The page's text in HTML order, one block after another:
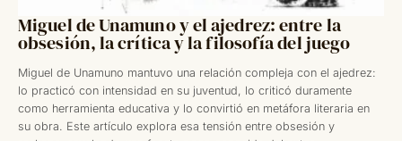
Miguel de Unamuno y el ajedrez: entre la
obsesión, la crítica y la filosofía del juego
Miguel de Unamuno mantuvo una relación compleja con el ajedrez:
lo practicó con intensidad en su juventud, lo criticó duramente
como herramienta educativa y lo convirtió en metáfora literaria en
su obra. Este artículo explora esa tensión entre obsesión y